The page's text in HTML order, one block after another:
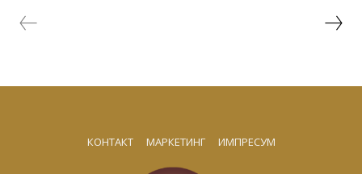
КОНТАКТ МАРКЕТИНГ ИМПРЕСУМ